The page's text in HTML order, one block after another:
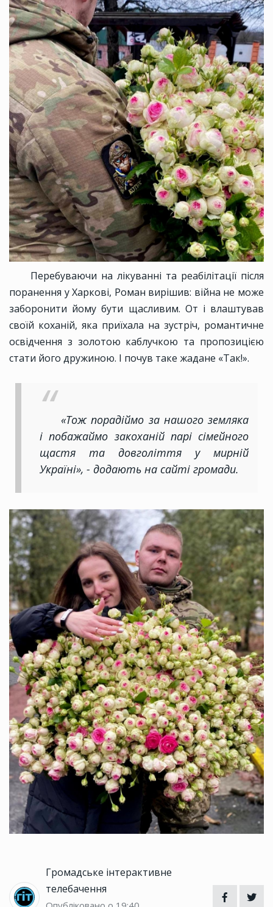
Перебуваючи на лікуванні та реабілітації після
поранення у Харкові, Роман вирішив: війна не може
заборонити йому бути щасливим. От і влаштував
своїй коханій, яка приїхала на зустріч, романтичне
освідчення з золотою каблучкою та пропозицією
стати його дружиною. І почув таке жадане «Так!».
«Тож порадіймо за нашого земляка
і побажаймо закоханій парі сімейного
щастя та довголіття у мирній
Україні», - додають на сайті громади.
Громадське інтерактивне
телебачення